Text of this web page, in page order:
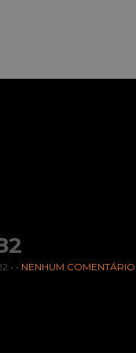
• • NENHUM COMENTÁRIO